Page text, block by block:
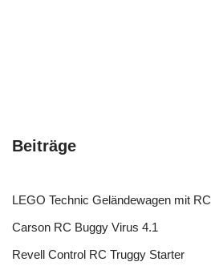
Beiträge
LEGO Technic Geländewagen mit RC
Carson RC Buggy Virus 4.1
Revell Control RC Truggy Starter